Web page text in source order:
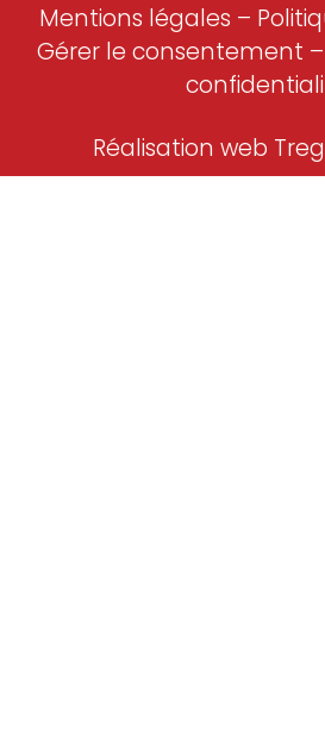
Mentions légales –
Gérer le consentement –
Réalisation web